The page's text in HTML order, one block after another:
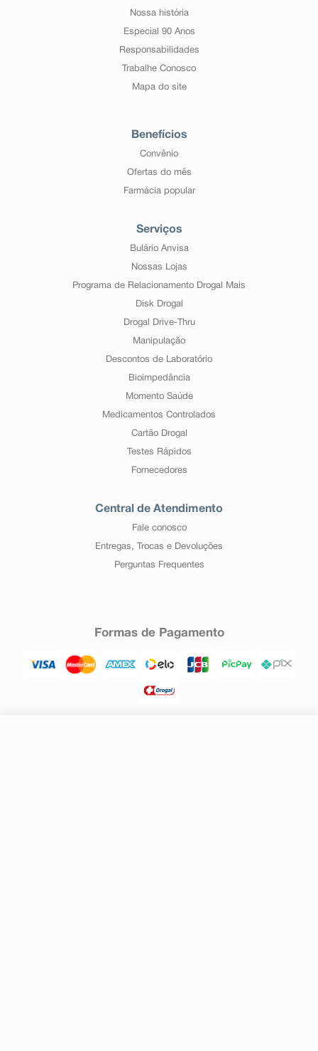
Nossa história
Especial 90 Anos
Responsabilidades
Trabalhe Conosco
Mapa do site
Benefícios
Convênio
Ofertas do mês
Farmácia popular
Serviços
Bulário Anvisa
Nossas Lojas
Programa de Relacionamento Drogal Mais
Disk Drogal
Drogal Drive-Thru
Manipulação
Descontos de Laboratório
Bioimpedância
Momento Saúde
Medicamentos Controlados
Cartão Drogal
Testes Rápidos
Fornecedores
Central de Atendimento
Fale conosco
Entregas, Trocas e Devoluções
Perguntas Frequentes
Formas de Pagamento